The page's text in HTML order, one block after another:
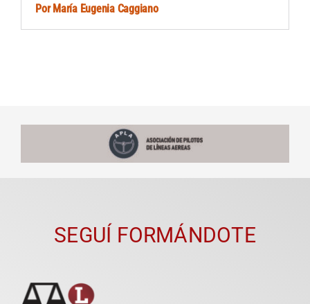
PorMaría Eugenia Caggiano
SEGUÍ FORMÁNDOTE